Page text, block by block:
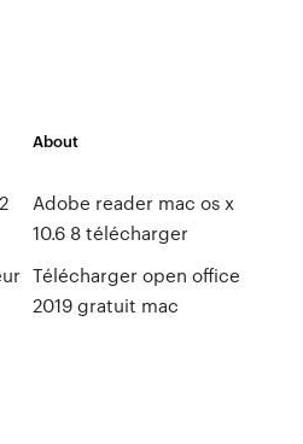
About
Adobe reader mac os x
10.6 8 télécharger
Télécharger open office
2019 gratuit mac